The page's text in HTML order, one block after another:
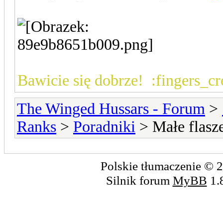
Bawicie się dobrze!
The Winged Hussars - Forum >
Ranks > Poradniki > Małe
Polskie tłumaczenie ©
Silnik forum MyBB